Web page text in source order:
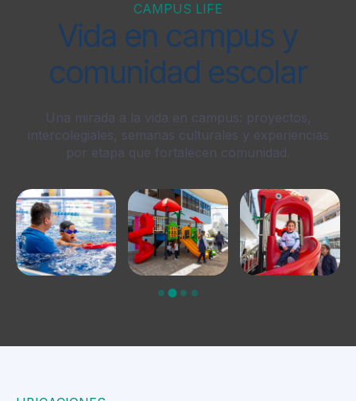
CAMPUS LIFE
Vida en campus y
comunidad escolar
Una mirada a la vida en campus: proyectos,
intercolegiales, semanas culturales y experiencias
por etapa que fortalecen comunidad.